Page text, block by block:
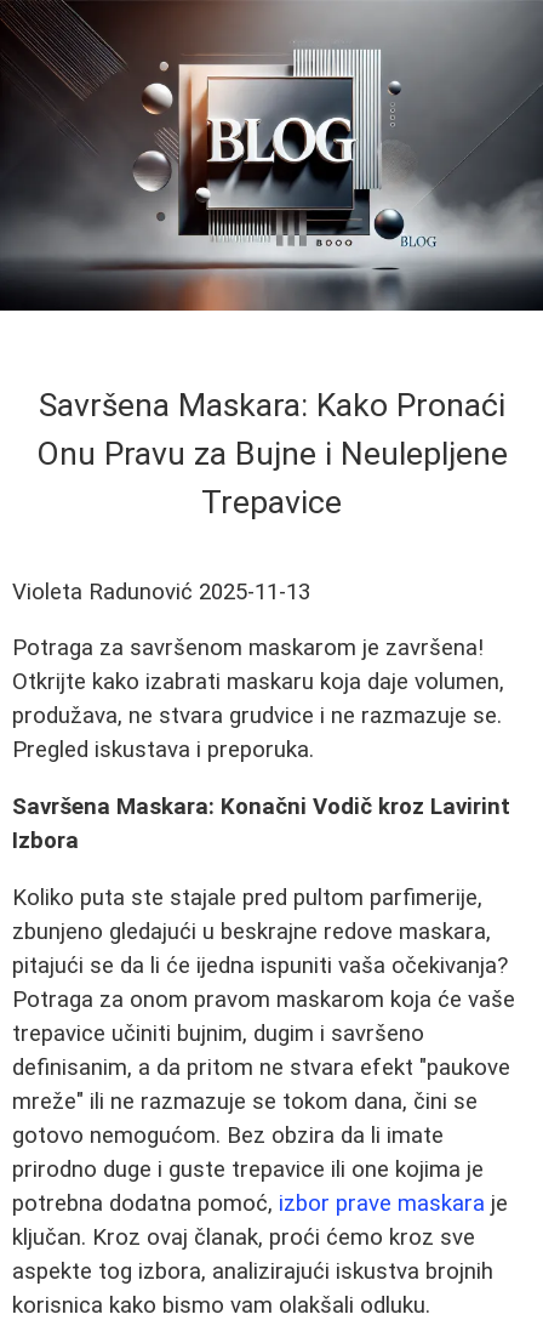
Savršena Maskara: Kako Pronaći
Onu Pravu za Bujne i Neulepljene
Trepavice
Violeta Radunović 2025-11-13
Potraga za savršenom maskarom je završena!
Otkrijte kako izabrati maskaru koja daje volumen,
produžava, ne stvara grudvice i ne razmazuje se.
Pregled iskustava i preporuka.
Savršena Maskara: Konačni Vodič kroz Lavirint
Izbora
Koliko puta ste stajale pred pultom parfimerije,
zbunjeno gledajući u beskrajne redove maskara,
pitajući se da li će ijedna ispuniti vaša očekivanja?
Potraga za onom pravom maskarom koja će vaše
trepavice učiniti bujnim, dugim i savršeno
definisanim, a da pritom ne stvara efekt "paukove
mreže" ili ne razmazuje se tokom dana, čini se
gotovo nemogućom. Bez obzira da li imate
prirodno duge i guste trepavice ili one kojima je
potrebna dodatna pomoć, izbor prave maskara je
ključan. Kroz ovaj članak, proći ćemo kroz sve
aspekte tog izbora, analizirajući iskustva brojnih
korisnica kako bismo vam olakšali odluku.